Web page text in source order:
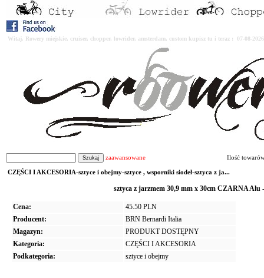
Witaj. Rowery miejskie, cruiser, chopper, lowrider, amsterdam, custom kupisz tu i teraz : 07-08-
zaawansowane Ilość
CZĘŚCI I AKCESORIA-sztyce i obejmy-sztyce , wsporniki siodeł-sztyca z ja...
sztyca z jarzmem 30,9 mm x 30cm CZARNA
Cena:
45.50 PLN
Producent:
BRN Bernardi Italia
Magazyn:
PRODUKT DOSTĘPNY
Kategoria:
CZĘŚCI I AKCESORIA
Podkategoria:
sztyce i obejmy